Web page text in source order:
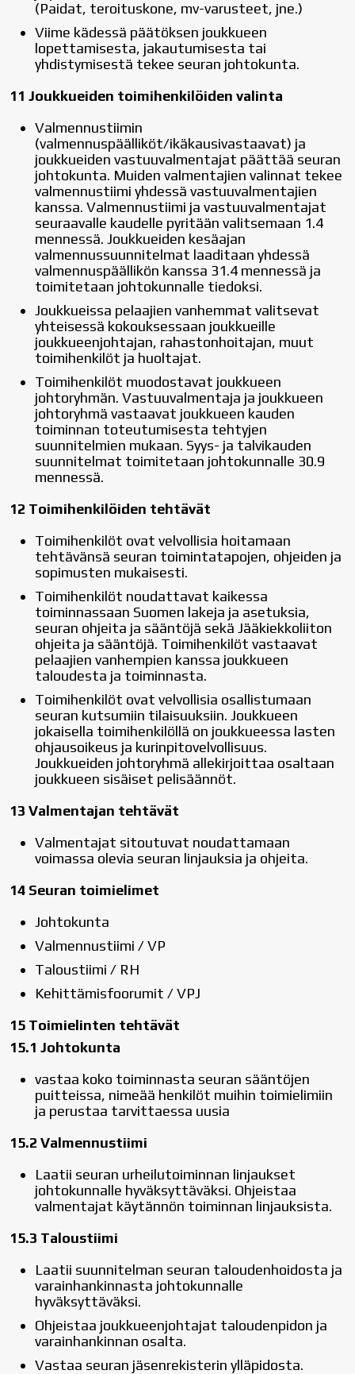
(Paidat, teroituskone, mv-varusteet, jne.)
Viime kädessä päätöksen joukkueen
lopettamisesta, jakautumisesta tai
yhdistymisestä tekee seuran johtokunta.
11 Joukkueiden toimihenkilöiden valinta
Valmennustiimin
(valmennuspäälliköt/ikäkausivastaavat) ja
joukkueiden vastuuvalmentajat päättää seuran
johtokunta. Muiden valmentajien valinnat tekee
valmennustiimi yhdessä vastuuvalmentajien
kanssa. Valmennustiimi ja vastuuvalmentajat
seuraavalle kaudelle pyritään valitsemaan 1.4
mennessä. Joukkueiden kesäajan
valmennussuunnitelmat laaditaan yhdessä
valmennuspäällikön kanssa 31.4 mennessä ja
toimitetaan johtokunnalle tiedoksi.
Joukkueissa pelaajien vanhemmat valitsevat
yhteisessä kokouksessaan joukkueille
joukkueenjohtajan, rahastonhoitajan, muut
toimihenkilöt ja huoltajat.
Toimihenkilöt muodostavat joukkueen
johtoryhmän. Vastuuvalmentaja ja joukkueen
johtoryhmä vastaavat joukkueen kauden
toiminnan toteutumisesta tehtyjen
suunnitelmien mukaan. Syys- ja talvikauden
suunnitelmat toimitetaan johtokunnalle 30.9
mennessä.
12 Toimihenkilöiden tehtävät
Toimihenkilöt ovat velvollisia hoitamaan
tehtävänsä seuran toimintatapojen, ohjeiden ja
sopimusten mukaisesti.
Toimihenkilöt noudattavat kaikessa
toiminnassaan Suomen lakeja ja asetuksia,
seuran ohjeita ja sääntöjä sekä Jääkiekkoliiton
ohjeita ja sääntöjä. Toimihenkilöt vastaavat
pelaajien vanhempien kanssa joukkueen
taloudesta ja toiminnasta.
Toimihenkilöt ovat velvollisia osallistumaan
seuran kutsumiin tilaisuuksiin. Joukkueen
jokaisella toimihenkilöllä on joukkueessa lasten
ohjausoikeus ja kurinpitovelvollisuus.
Joukkueiden johtoryhmä allekirjoittaa osaltaan
joukkueen sisäiset pelisäännöt.
13 Valmentajan tehtävät
Valmentajat sitoutuvat noudattamaan
voimassa olevia seuran linjauksia ja ohjeita.
14 Seuran toimielimet
Johtokunta
Valmennustiimi / VP
Taloustiimi / RH
Kehittämisfoorumit / VPJ
15 Toimielinten tehtävät
15.1 Johtokunta
vastaa koko toiminnasta seuran sääntöjen
puitteissa, nimeää henkilöt muihin toimielimiin
ja perustaa tarvittaessa uusia
15.2 Valmennustiimi
Laatii seuran urheilutoiminnan linjaukset
johtokunnalle hyväksyttäväksi. Ohjeistaa
valmentajat käytännön toiminnan linjauksista.
15.3 Taloustiimi
Laatii suunnitelman seuran taloudenhoidosta ja
varainhankinnasta johtokunnalle
hyväksyttäväksi.
Ohjeistaa joukkueenjohtajat taloudenpidon ja
varainhankinnan osalta.
Vastaa seuran jäsenrekisterin ylläpidosta.